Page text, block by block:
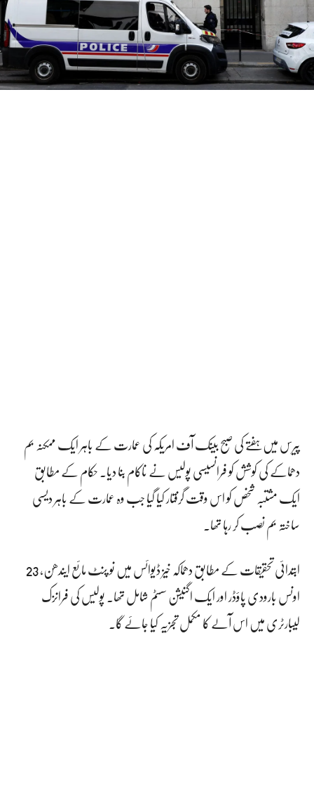
پیرس میں ہفتے کی صبح بینک آف امریکہ کی عمارت کے باہر ایک ممکنہ بم
دھماکے کی کوشش کو فرانسیسی پولیس نے ناکام بنا دیا۔ حکام کے مطابق
ایک مشتبہ شخص کو اس وقت گرفتار کیا گیا جب وہ عمارت کے باہر دیسی
ساختہ بم نصب کر رہا تھا۔
ابتدائی تحقیقات کے مطابق دھماکہ خیز ڈیوائس میں نو پنٹ مائع ایندھن، 23
اونس بارودی پاؤڈر اور ایک اگنیشن سسٹم شامل تھا۔ پولیس کی فرانزک
لیبارٹری میں اس آلے کا مکمل تجزیہ کیا جائے گا۔